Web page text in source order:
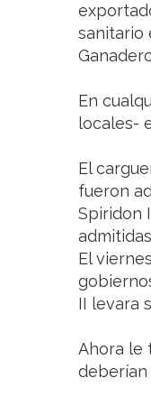
sanitario
En
locales-
El
fueron
Spiridon
El
II levara
Ahora le
deberían